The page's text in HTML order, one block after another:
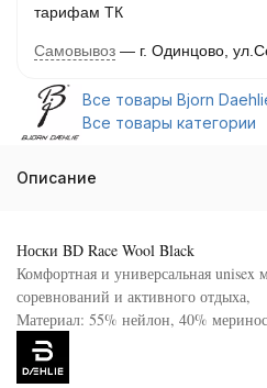
тарифам ТК
Самовывоз г. Одинцово,
Все товары Bjorn
Все товары категории
Описание
Носки BD Race Wool Black
Комфортная и универсальная unisex
соревнований и активного отдыха,
Материал: 55% нейлон, 40%